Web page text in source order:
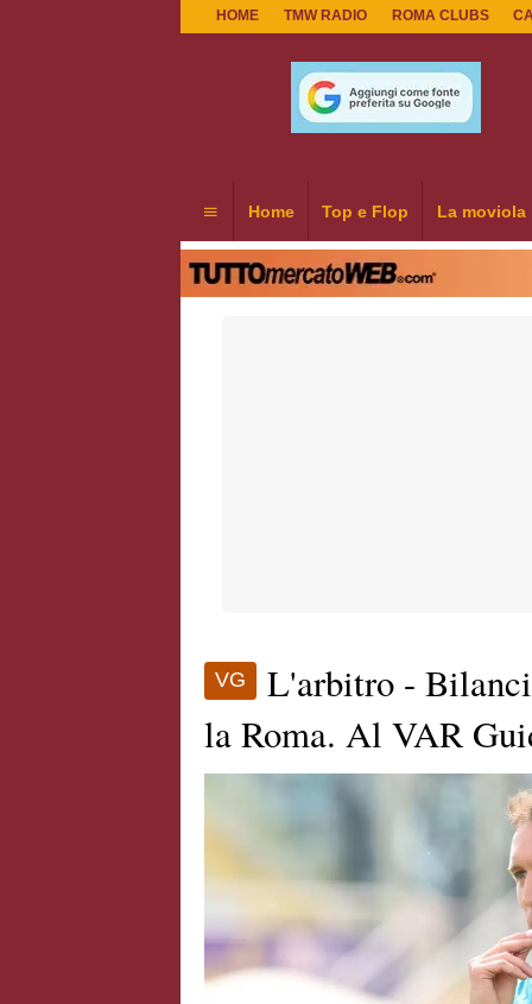
HOME TMW RADIO ROMA CLUBS
Home Top e Flop La moviola
VG
L'arbitro -
la Roma. Al VAR